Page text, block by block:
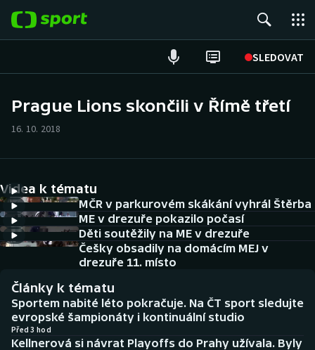
SLEDOVAT
Hokej
Tenis
Atletika
Cyklistika
DALŠÍ SPORTY
Americký fotbal
Baseball a softbal
NEPŘEHLÉDNĚTE
Soutěže
Prague Lions skončili v Římě třetí
16. 10. 2018
Videa k tématu
MČR v parkurovém skákání vyhrál Štěrba
ME v drezuře pokazilo počasí
Děti soutěžily na ME v drezuře
Češky obsadily na domácím MEJ v
drezuře 11. místo
Články k tématu
Sportem nabité léto pokračuje. Na ČT sport sledujte
evropské šampionáty i kontinuální studio
Před 3 hod
Kellnerová si návrat Playoffs do Prahy užívala. Byly